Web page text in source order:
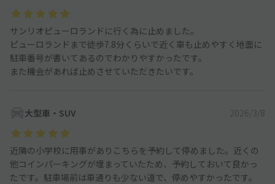
サンリオピューロランドに行く為に止めました。
ピューロランドまで徒歩7.8分くらいで近く車も止めやすく地面に
駐車番号が書いてあるのでわかりやすかったです。
また機会があれば止めさせていただきたいです。
大型車・SUV 2026/3/8
近隣の小学校に用事がありこちらを予約して停めました。近くの
他コインパーキングが埋まっていたため、予約しておいて良かっ
たです。駐車場前は車通りも少ない道で、停めやすかったです。